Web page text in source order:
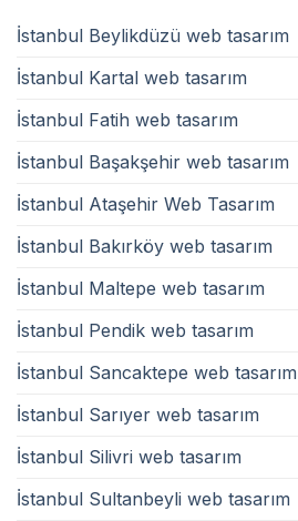
İstanbul Beylikdüzü web tasarım
İstanbul Kartal web tasarım
İstanbul Fatih web tasarım
İstanbul Başakşehir web tasarım
İstanbul Ataşehir Web Tasarım
İstanbul Bakırköy web tasarım
İstanbul Maltepe web tasarım
İstanbul Pendik web tasarım
İstanbul Sancaktepe web tasarım
İstanbul Sarıyer web tasarım
İstanbul Silivri web tasarım
İstanbul Sultanbeyli web tasarım